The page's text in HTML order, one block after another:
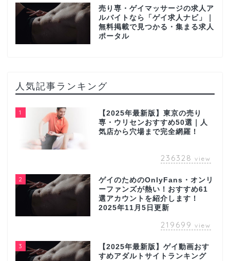
売り専・ゲイマッサージの求人ア
ルバイトなら「ゲイ求人ナビ」｜
無料掲載で見つかる・集まる求人
ポータル
人気記事ランキング
1
【2025年最新版】東京の売り
専・ウリセンおすすめ50選｜人
気店から穴場まで完全網羅！
236328 view
2
ゲイのためのOnlyFans・オンリ
ーファンズが熱い！おすすめ61
選アカウントを紹介します！
2025年11月5日更新
219699 view
3
【2025年最新版】ゲイ動画おす
すめアダルトサイトランキング